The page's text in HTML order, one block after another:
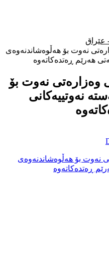
عێراق
نەوت بۆ هەڵوەشاندنەوەی
هەرێم ڕەتدەکاتەوە
وەزارەتی نەوت بۆ
نەوتییەکانی